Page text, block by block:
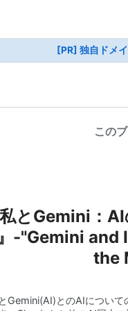
[PR] 独自ドメ
この
私とGemini：
-"Gemini and
the
Gemini(AI)とのAIについて